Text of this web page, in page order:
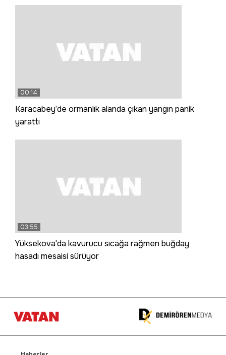
00:14
Karacabey’de ormanlık alanda çıkan yangın panik
yarattı
03:55
Yüksekova'da kavurucu sıcağa rağmen buğday
hasadı mesaisi sürüyor